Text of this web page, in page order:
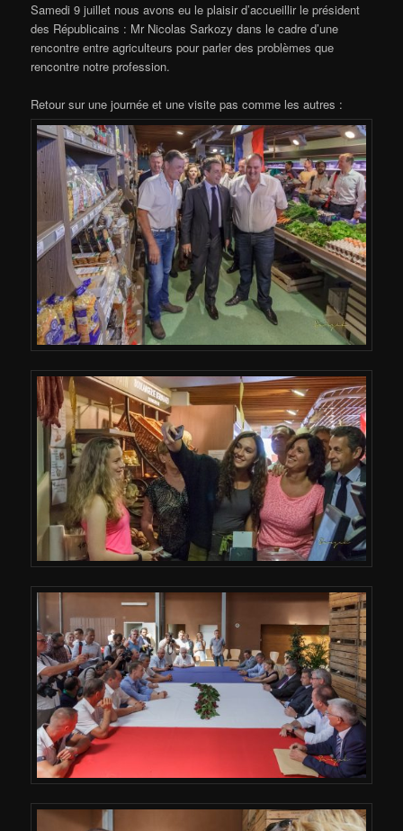
Samedi 9 juillet nous avons eu le plaisir d’accueillir le président
des Républicains : Mr Nicolas Sarkozy dans le cadre d’une
rencontre entre agriculteurs pour parler des problèmes que
rencontre notre profession.
Retour sur une journée et une visite pas comme les autres :